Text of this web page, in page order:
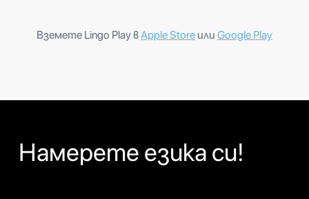
Вземете Lingo Play вApple Store или Google Play
Намерете езика си!